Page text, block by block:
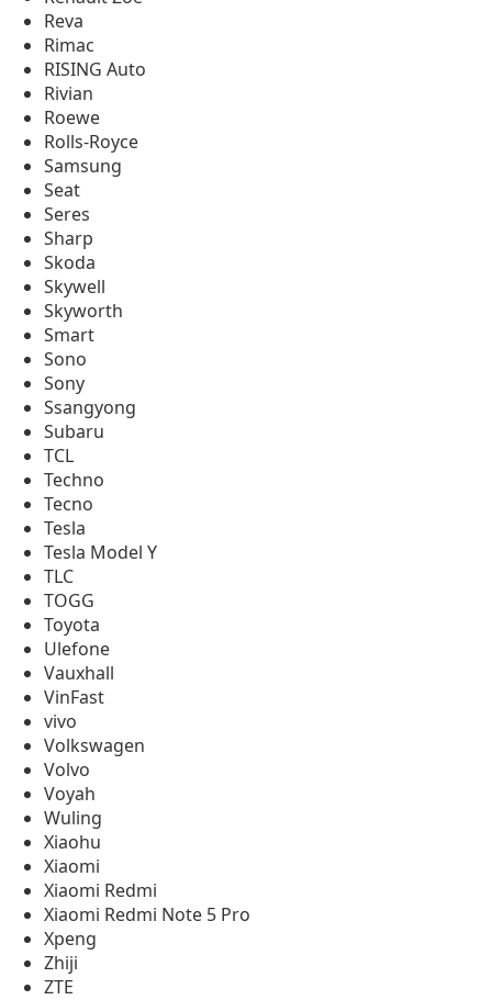
Reva
Rimac
RISING Auto
Rivian
Roewe
Rolls-Royce
Samsung
Seat
Seres
Sharp
Skoda
Skywell
Skyworth
Smart
Sono
Sony
Ssangyong
Subaru
TCL
Techno
Tecno
Tesla
Tesla Model Y
TLC
TOGG
Toyota
Ulefone
Vauxhall
VinFast
vivo
Volkswagen
Volvo
Voyah
Wuling
Xiaohu
Xiaomi
Xiaomi Redmi
Xiaomi Redmi Note 5 Pro
Xpeng
Zhiji
ZTE